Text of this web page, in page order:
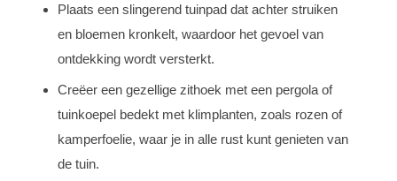
Plaats een slingerend tuinpad dat achter struiken
en bloemen kronkelt, waardoor het gevoel van
ontdekking wordt versterkt.
Creëer een gezellige zithoek met een pergola of
tuinkoepel bedekt met klimplanten, zoals rozen of
kamperfoelie, waar je in alle rust kunt genieten van
de tuin.